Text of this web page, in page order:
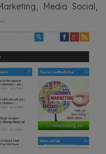
Media Social,